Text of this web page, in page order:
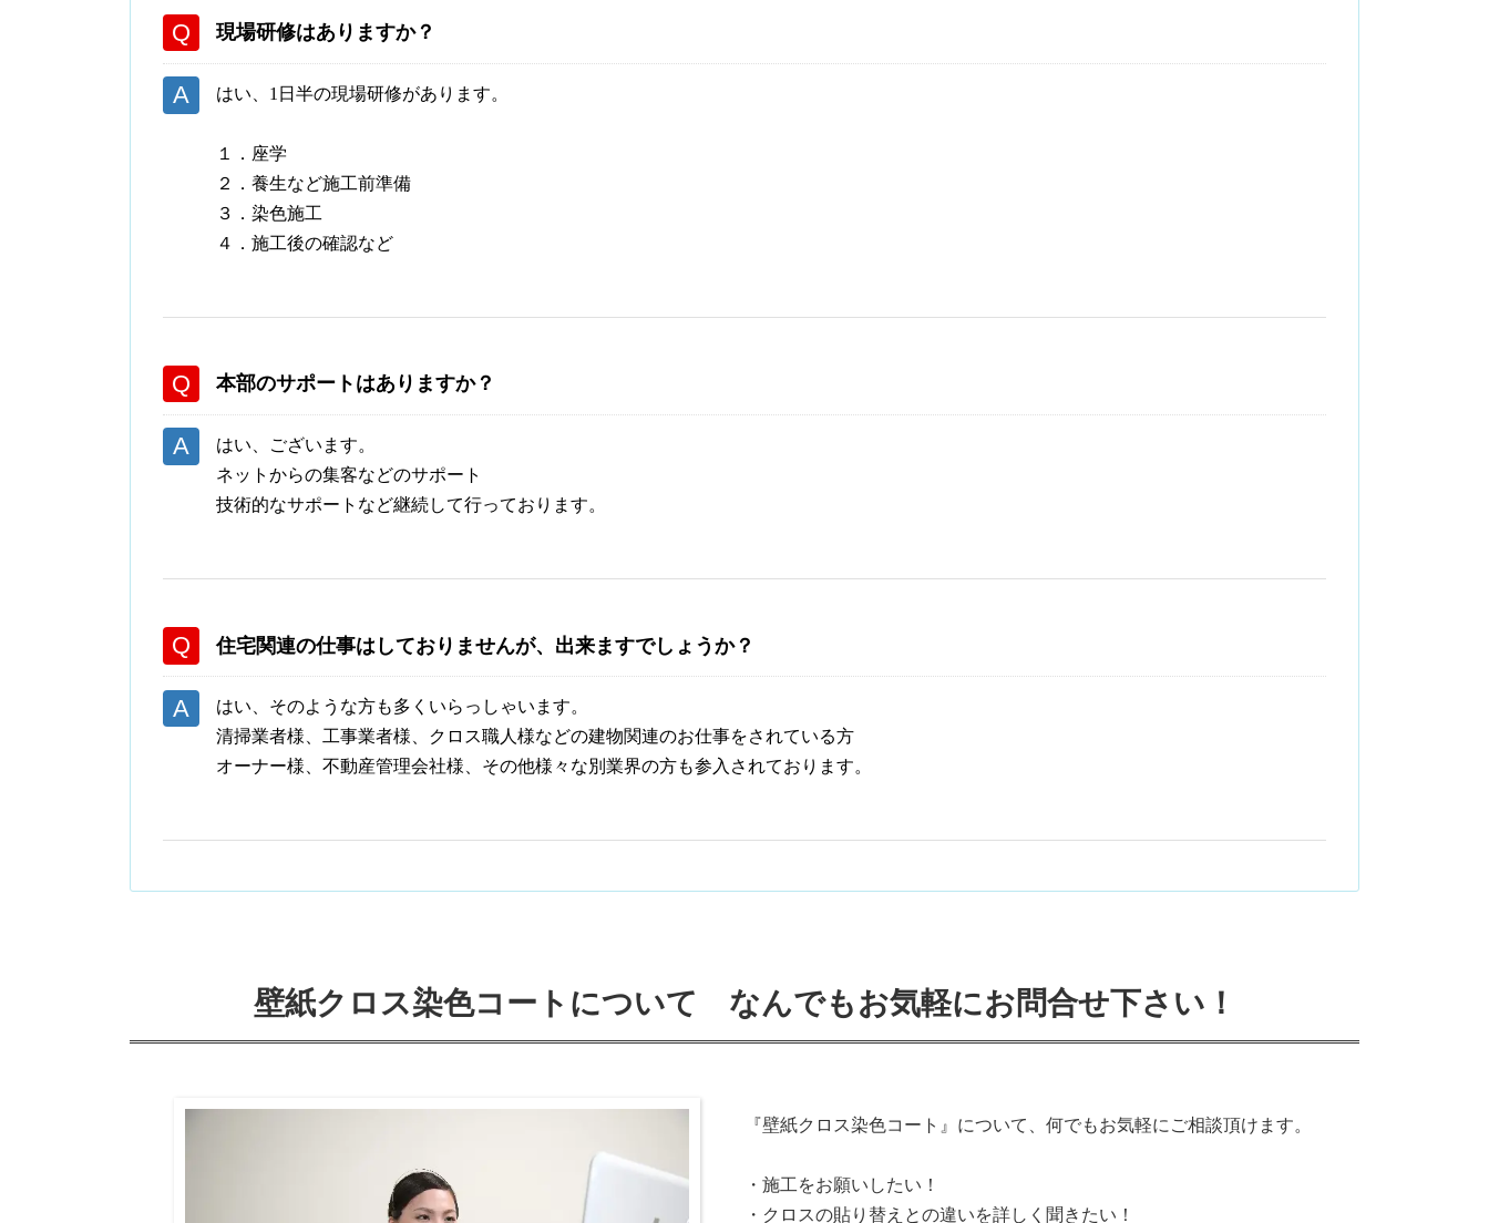
現場研修はありますか？
はい、1日半の現場研修があります。
１．座学
２．養生など施工前準備
３．染色施工
４．施工後の確認など
本部のサポートはありますか？
はい、ございます。
ネットからの集客などのサポート
技術的なサポートなど継続して行っております。
住宅関連の仕事はしておりませんが、出来ますでしょうか？
はい、そのような方も多くいらっしゃいます。
清掃業者様、工事業者様、クロス職人様などの建物関連のお仕事をされている方
オーナー様、不動産管理会社様、その他様々な別業界の方も参入されております。
壁紙クロス染色コートについて なんでもお気軽にお問合せ下さい！
『壁紙クロス染色コート』について、何でもお気軽にご相談頂けます。
・施工をお願いしたい！
・クロスの貼り替えとの違いを詳しく聞きたい！